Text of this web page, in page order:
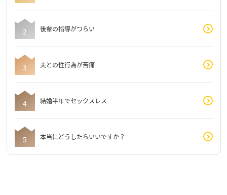
後輩の指導がつらい
夫との性行為が苦痛
結婚半年でセックスレス
本当にどうしたらいいですか？